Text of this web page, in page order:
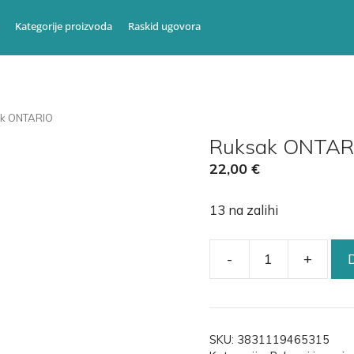
Kategorije proizvoda Raskid ugovora
ONTARIO
Ruksak
22,00 €
13 na zalihi
- +
SKU: 3831119465315